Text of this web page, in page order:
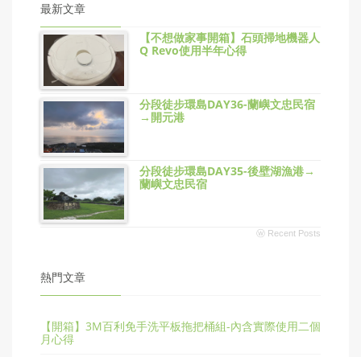
最新文章
【不想做家事開箱】石頭掃地機器人
Q Revo使用半年心得
分段徒步環島DAY36-蘭嶼文忠民宿
→開元港
分段徒步環島DAY35-後壁湖漁港→
蘭嶼文忠民宿
ⓦ Recent Posts
熱門文章
【開箱】3M百利免手洗平板拖把桶組-內含實際使用二個
月心得